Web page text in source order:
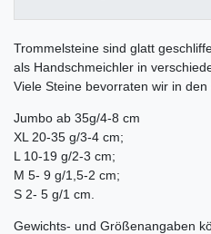
Trommelsteine sind glatt
als Handschmeichler in
Viele Steine bevorraten wir in
Jumbo ab 35g/4-8 cm
XL 20-35 g/3-4 cm;
L 10-19 g/2-3 cm;
M 5- 9 g/1,5-2 cm;
S 2- 5 g/1 cm.
Gewichts- und Größenangaben